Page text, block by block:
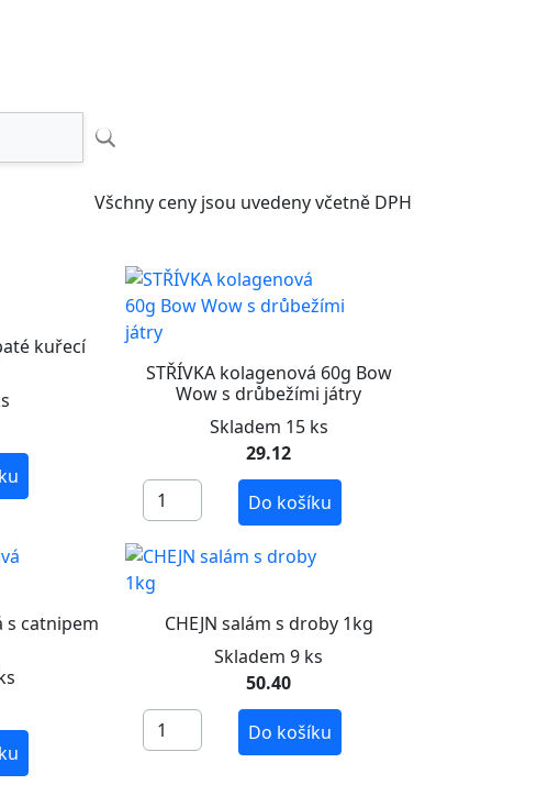
Všchny ceny jsou uvedeny včetně DPH
kuřecí
STŘÍVKA kolagenová 60g Bow
Wow s drůbežími játry
Skladem 15 ks
29.12
Do košíku
s catnipem
CHEJN salám s droby 1kg
Skladem 9 ks
50.40
Do košíku